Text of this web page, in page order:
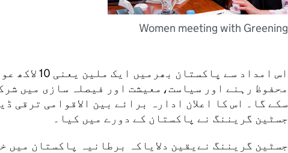
Women meeting with Greening
اس امداد سے
محفوظ رہنے اور سیاست،معیشت اور فیصلہ سازی میں
سکے گا۔ اس کا اعلان ادارہ برائے بین الاقوامی ترقی
جسٹین گریننگ نے پاکستان کے دورے میں کیا۔
جسٹین گریننگ نےیقین دلایاکہ برطانیہ پاکستان میں